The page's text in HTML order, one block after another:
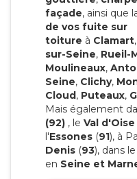
façade, ainsi que
de vos fuite sur
toiture à Clamart,
sur-Seine, Rueil-
Moulineaux,
Seine, Clichy,
Cloud, Puteaux,
Mais également
(92) , le Val d'Oise
l'Essones (91), à
Denis (93), dans le
en Seine et